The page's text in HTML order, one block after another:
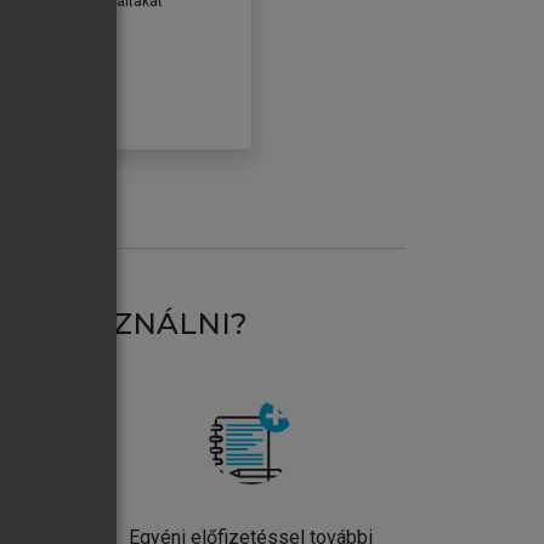
HASZNÁLNI?
Egyéni előfizetéssel további